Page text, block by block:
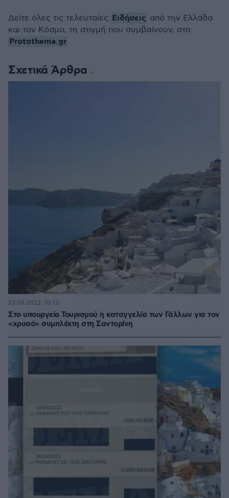
Σχετικά Άρθρα
Στο υπουργείο Τουρισμού η καταγγελία των Γάλλων για τον
«χρυσό» συμπλέκτη στη Σαντορίνη
23.06.2022, 10:13
Δείτε όλες τις τελευταίες Ειδήσεις από την Ελλάδα
και τον Κόσμο, τη στιγμή που συμβαίνουν, στο
Protothema.gr